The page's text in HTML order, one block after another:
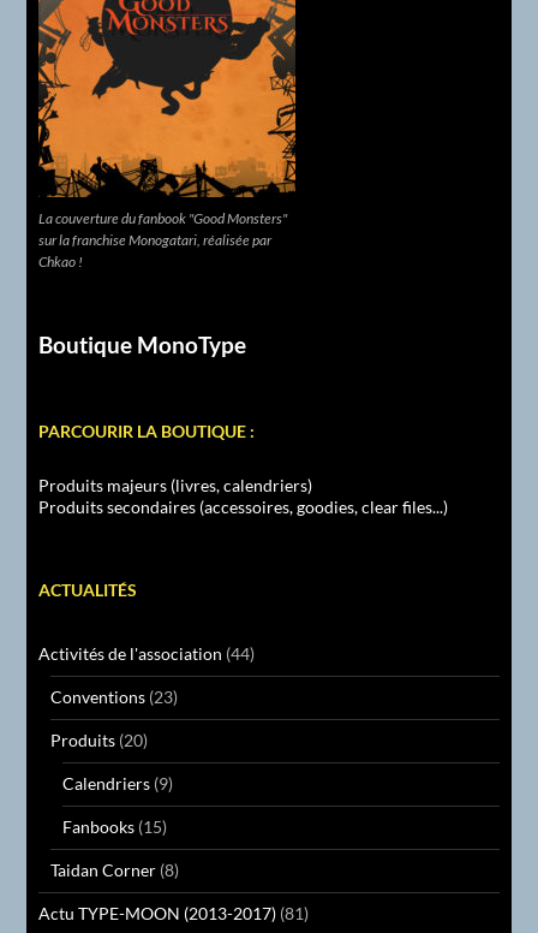
La couverture du fanbook "Good Monsters"
sur la franchise Monogatari, réalisée par
Chkao !
Boutique MonoType
PARCOURIR LA BOUTIQUE :
Produits majeurs (livres, calendriers)
Produits secondaires (accessoires, goodies, clear files...)
ACTUALITÉS
Activités de l'association (44)
Conventions (23)
Produits (20)
Calendriers (9)
Fanbooks (15)
Taidan Corner (8)
Actu TYPE-MOON (2013-2017) (81)